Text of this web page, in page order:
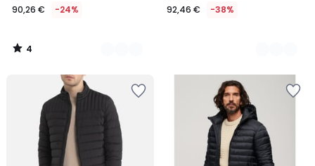
90,26 € -24%
4
/
92,46 € -38%